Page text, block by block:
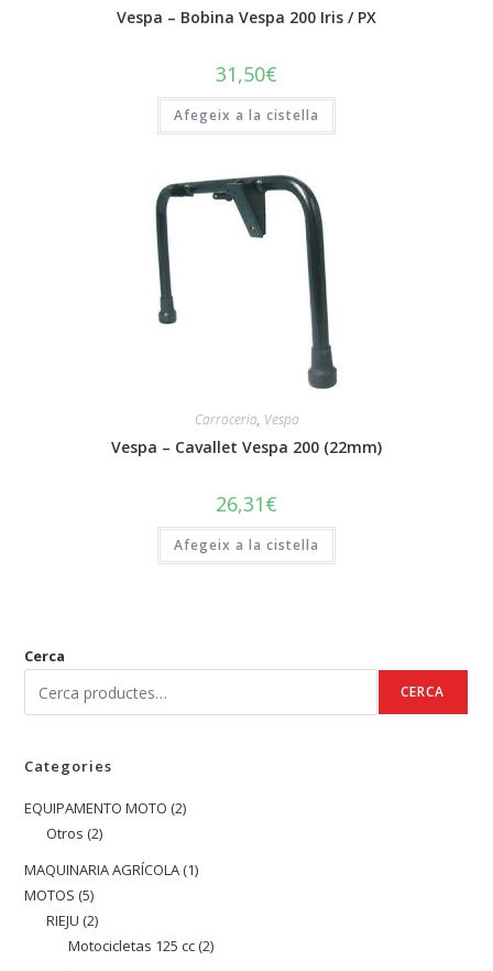
Vespa – Bobina Vespa 200 Iris / PX
31,50€
Afegeix a la cistella
Carroceria, Vespa
Vespa – Cavallet Vespa 200 (22mm)
26,31€
Afegeix a la cistella
Cerca
CERCA
Categories
EQUIPAMENTO MOTO 22
Otros 22
productes
MAQUINARIA AGRÍCOLA 11
MOTOS 55
productes
RIEJU 22
productes
Motocicletas 125 cc 22